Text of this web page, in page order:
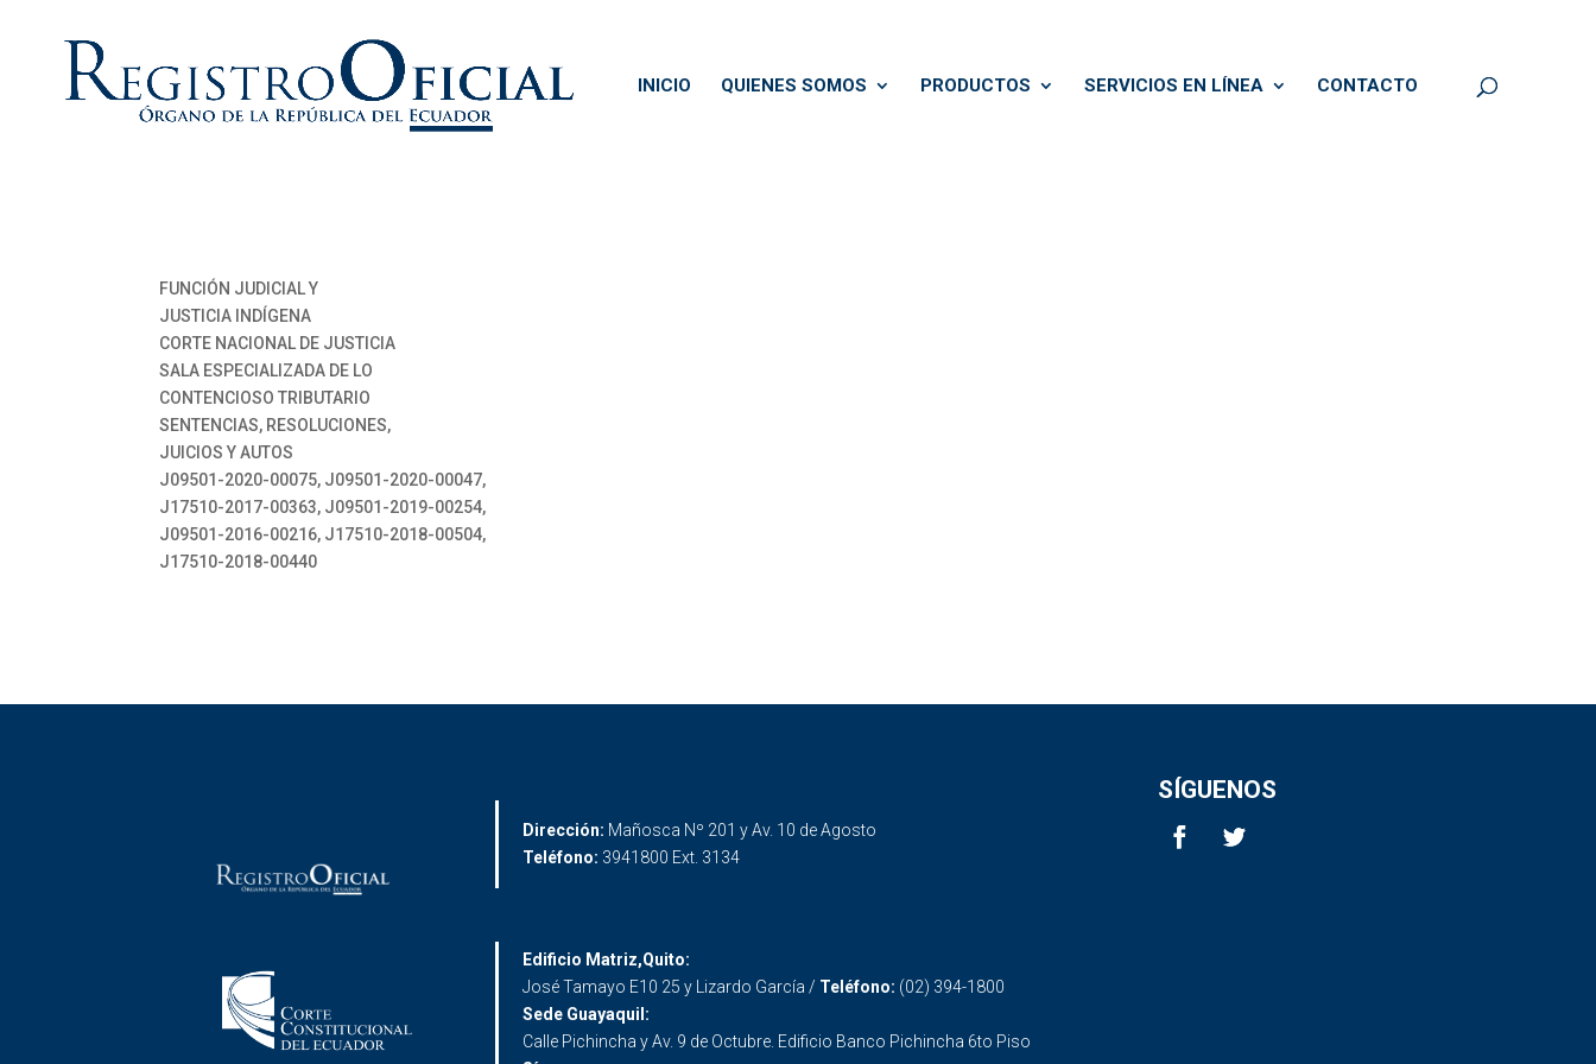
INICIO QUIENES SOMOS PRODUCTOS SERVICIOS EN LÍNEA CONTACTO
FUNCIÓN JUDICIAL Y
JUSTICIA INDÍGENA
CORTE NACIONAL DE JUSTICIA
SALA ESPECIALIZADA DE LO
CONTENCIOSO TRIBUTARIO
SENTENCIAS, RESOLUCIONES,
JUICIOS Y AUTOS
J09501-2020-00075, J09501-2020-00047,
J17510-2017-00363, J09501-2019-00254,
J09501-2016-00216, J17510-2018-00504,
J17510-2018-00440
Dirección: Mañosca Nº 201 y Av. 10 de Agosto
Teléfono: 3941800 Ext. 3134
SÍGUENOS
Edificio Matriz,Quito:
José Tamayo E10 25 y Lizardo García / Teléfono: (02) 394-1800
Sede Guayaquil:
Calle Pichincha y Av. 9 de Octubre. Edificio Banco Pichincha 6to Piso